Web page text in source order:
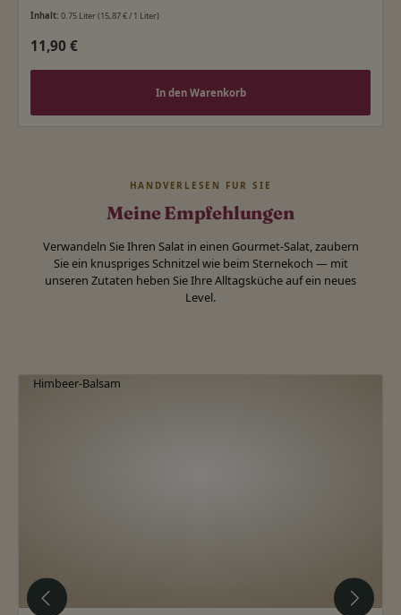
Inhalt: 0.75 Liter(15,87 € / 1 Liter)
Regulärer Preis:
11,90 €
In den Warenkorb
Meine Empfehlungen
HANDVERLESEN FÜR SIE
Verwandeln Sie Ihren Salat in einen Gourmet-Salat, zaubern
Sie ein knuspriges Schnitzel wie beim Sternekoch — mit
unseren Zutaten heben Sie Ihre Alltagsküche auf ein neues
Level.
Produktgalerie überspringen